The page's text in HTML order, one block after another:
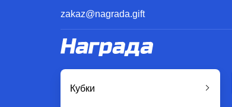
zakaz@nagrada.gift
Кубки